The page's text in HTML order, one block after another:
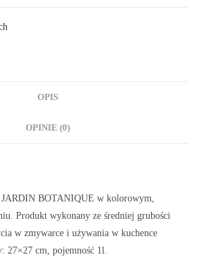
OPIS
OPINIE (0)
JARDIN BOTANIQUE w kolorowym,
Produkt wykonany ze średniej grubości
w zmywarce i używania w kuchence
27×27 cm, pojemność 1l.